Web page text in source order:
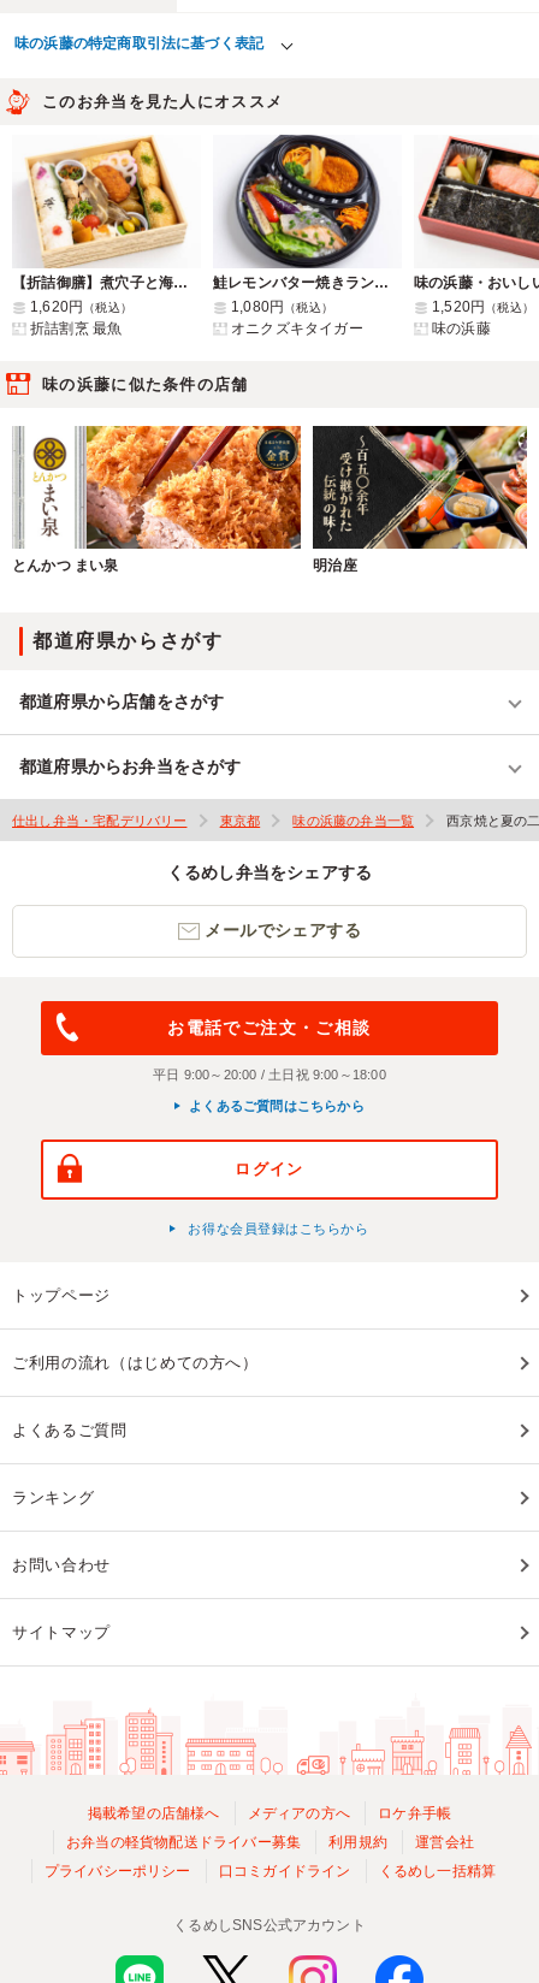
味の浜藤の特定商取引法に基づく表記
このお弁当を見た人にオススメ
【折詰御膳】煮穴子と海老カツ
1,620円
（税込）
折詰割烹 最魚
鮭レモンバター焼きランチボウル
1,080円
（税込）
オニクズキタイガー
1,520円 （税込）
味の浜藤
味の浜藤に似た条件の店舗
とんかつ まい泉 明治座
都道府県からさがす
都道府県から店舗をさがす
都道府県からお弁当をさがす
仕出し弁当・宅配デリバリー 東京都 味の浜藤の弁当一覧 西京焼と夏の
くるめし弁当をシェアする
メールでシェアする
お電話でご注文・ご相談
平日 9:00～20:00 / 土日祝 9:00～18:00
よくあるご質問はこちらから
ログイン
お得な会員登録はこちらから
トップページ
ご利用の流れ（はじめての方へ）
よくあるご質問
ランキング
お問い合わせ
サイトマップ
掲載希望の店舗様へ メディアの方へ
ロケ弁手帳
お弁当の軽貨物配送ドライバー募集
利用規約
運営会社
プライバシーポリシー
口コミガイドライン くるめし一括精算
くるめしSNS公式アカウント